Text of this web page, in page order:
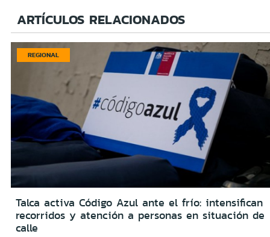
ARTÍCULOS RELACIONADOS
REGIONAL
Talca activa Código Azul ante el frío: intensifican
recorridos y atención a personas en situación de
calle